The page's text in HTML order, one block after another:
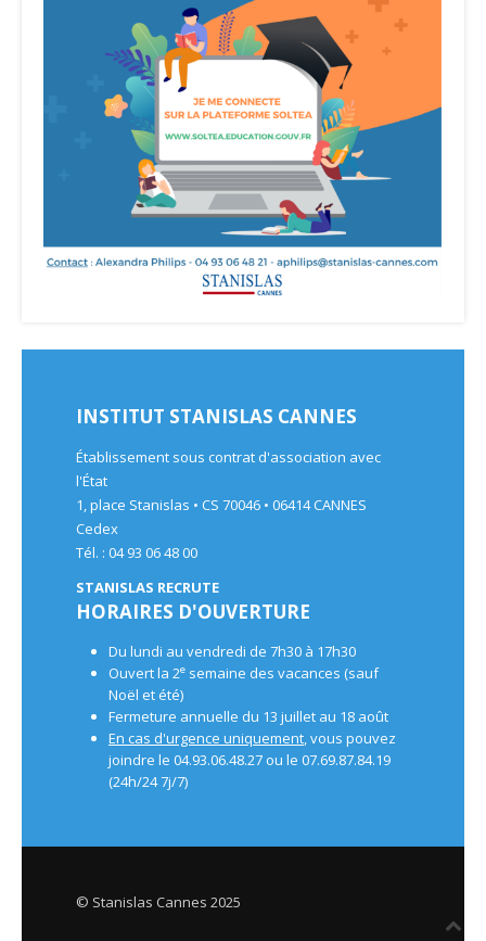
INSTITUT STANISLAS CANNES
Établissement sous contrat d'association avec
l'État
1, place Stanislas • CS 70046 • 06414 CANNES
Cedex
Tél. : 04 93 06 48 00
STANISLAS RECRUTE
HORAIRES D'OUVERTURE
Du lundi au vendredi de 7h30 à 17h30
Ouvert la 2e semaine des vacances (sauf
Noël et été)
Fermeture annuelle du 13 juillet au 18 août
En cas d'urgence uniquement, vous pouvez
joindre le 04.93.06.48.27 ou le 07.69.87.84.19
(24h/24 7j/7)
© Stanislas Cannes 2025